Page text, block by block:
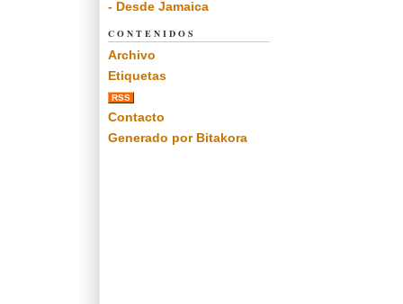
- Desde Jamaica
CONTENIDOS
Archivo
Etiquetas
RSS
Contacto
Generado por Bitakora